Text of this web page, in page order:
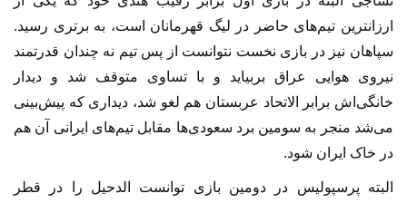
ارزانترین تیم‌های حاضر در لیگ قهرمانان است، به برتری رسید.
سپاهان نیز در بازی نخست نتوانست از پس تیم نه چندان قدرتمند
نیروی هوایی عراق بربیاید و با تساوی متوقف شد و دیدار
خانگی‌اش برابر الاتحاد عربستان هم لغو شد، دیداری که پیش‌بینی
می‌شد منجر به سومین برد سعودی‌ها مقابل تیم‌های ایرانی آن هم
در خاک ایران شود.
البته پرسپولیس در دومین بازی توانست الدحیل را در قطر